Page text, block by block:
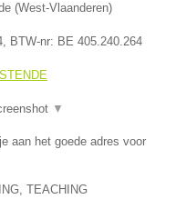
(West-Vlaanderen)
, BTW-nr: BE 405.240.264
▼
aan het goede adres voor
TEACHING